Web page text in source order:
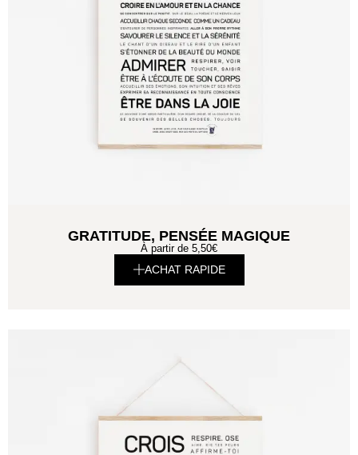
GRATITUDE, PENSÉE MAGIQUE
À partir de 5,50€
ACHAT RAPIDE